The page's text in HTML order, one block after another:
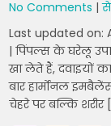
No Comments |
Last updated on:
| पिंपल्स के घरेलू
खा लेते हैं, दवाइयों
बार हार्मोनल
चेहरे पर बल्कि शरीर